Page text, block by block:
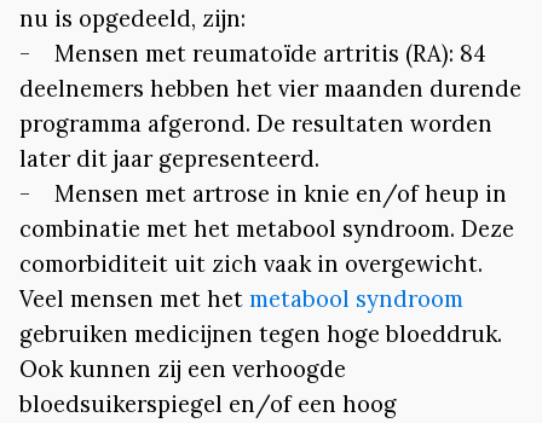
nu is opgedeeld, zijn:
- Mensen met reumatoïde artritis (RA): 84
deelnemers hebben het vier maanden durende
programma afgerond. De resultaten worden
later dit jaar gepresenteerd.
- Mensen met artrose in knie en/of heup in
combinatie met het metabool syndroom. Deze
comorbiditeit uit zich vaak in overgewicht.
Veel mensen met het metabool syndroom
gebruiken medicijnen tegen hoge bloeddruk.
Ook kunnen zij een verhoogde
bloedsuikerspiegel en/of een hoog